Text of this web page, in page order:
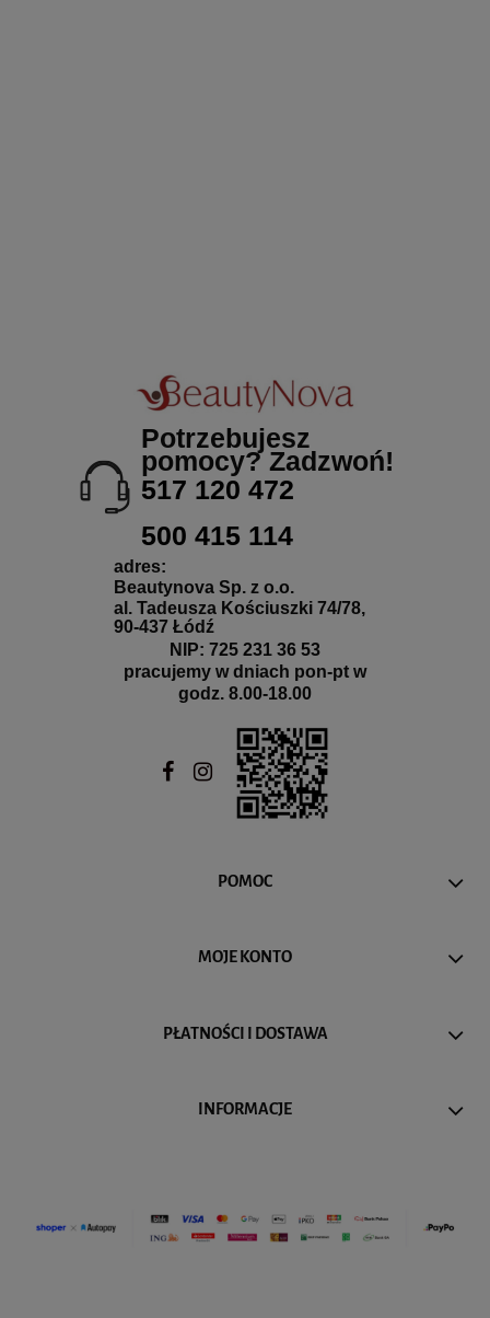
Potrzebujesz
pomocy? Zadzwoń!
517 120 472
500 415 114
adres:
Beautynova Sp. z o.o.
al. Tadeusza Kościuszki 74/78,
90-437 Łódź
NIP: 725 231 36 53
pracujemy w dniach pon-pt w
godz. 8.00-18.00
POMOC
MOJE KONTO
PŁATNOŚCI I DOSTAWA
INFORMACJE